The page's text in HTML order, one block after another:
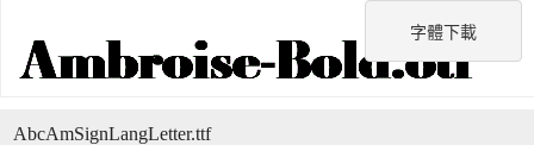
字體下載
AbcAmSignLangLetter.ttf